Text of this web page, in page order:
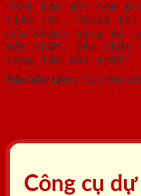
"Khi bán một sản
liệu tốt, chúng
của Khách hàng để
tốt nhất, bền nhất
lòng lâu dài nhất"
Trần Văn Lãm / CEO
Công cụ